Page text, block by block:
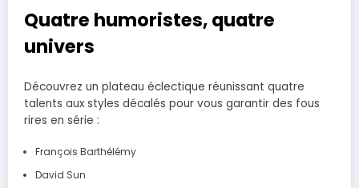
Quatre humoristes, quatre
univers
Découvrez un plateau éclectique réunissant quatre
talents aux styles décalés pour vous garantir des fous
rires en série :
François Barthélémy
David Sun